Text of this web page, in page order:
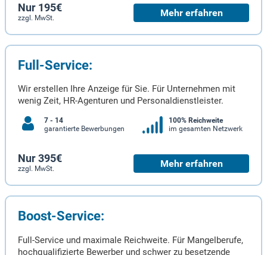
Nur 195€
zzgl. MwSt. Mehr erfahren
Full-Service:
Wir erstellen Ihre Anzeige für Sie. Für Unternehmen mit
wenig Zeit, HR-Agenturen und Personaldienstleister.
7 - 14
garantierte Bewerbungen
100% Reichweite
im gesamten Netzwerk
Nur 395€
zzgl. MwSt. Mehr erfahren
Boost-Service:
Full-Service und maximale Reichweite. Für Mangelberufe,
hochqualifizierte Bewerber und schwer zu besetzende